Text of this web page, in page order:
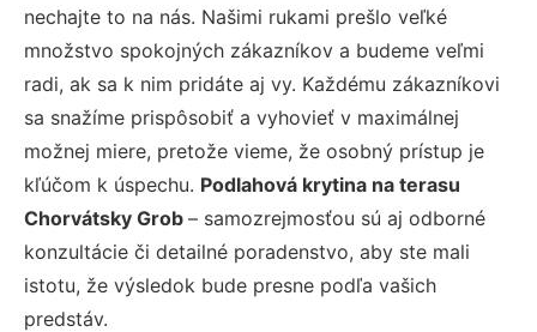
nechajte to na nás. Našimi rukami prešlo veľké
množstvo spokojných zákazníkov a budeme veľmi
radi, ak sa k nim pridáte aj vy. Každému zákazníkovi
sa snažíme prispôsobiť a vyhovieť v maximálnej
možnej miere, pretože vieme, že osobný prístup je
kľúčom k úspechu. Podlahová krytina na terasu
Chorvátsky Grob – samozrejmosťou sú aj odborné
konzultácie či detailné poradenstvo, aby ste mali
istotu, že výsledok bude presne podľa vašich
predstáv.